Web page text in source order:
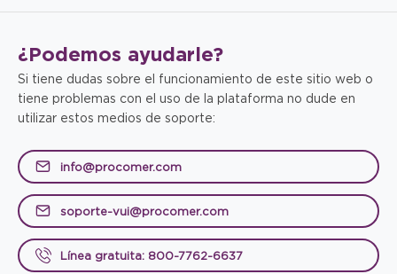
¿Podemos ayudarle?
Si tiene dudas sobre el funcionamiento de este sitio web o
tiene problemas con el uso de la plataforma no dude en
utilizar estos medios de soporte:
info@procomer.com
soporte-vui@procomer.com
Línea gratuita: 800-7762-6637